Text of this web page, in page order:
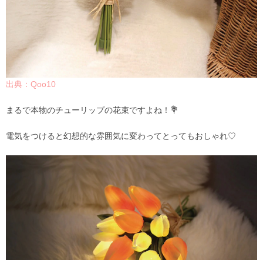
出典：Qoo10
まるで本物のチューリップの花束ですよね！💐
電気をつけると幻想的な雰囲気に変わってとってもおしゃれ♡